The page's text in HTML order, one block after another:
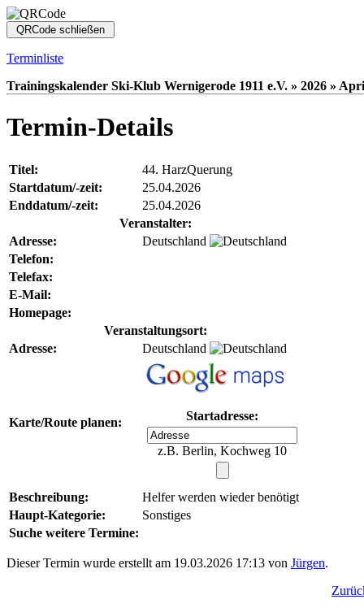
Terminliste
Trainingskalender Ski-Klub Wernigerode 1911 e.V. » 2026 »
Termin-Details
Titel:
44. HarzQuerung
Startdatum/-zeit:
25.04.2026
Enddatum/-zeit:
25.04.2026
Veranstalter:
Adresse:
Deutschland
Telefon:
Telefax:
E-Mail:
Homepage:
Veranstaltungsort:
Adresse:
Deutschland
Karte/Route planen: Startadresse:
z.B. Berlin, Kochweg 10
Beschreibung:
Helfer werden wieder benötigt
Haupt-Kategorie:
Sonstiges
Suche weitere Termine:
Dieser Termin wurde erstellt am 19.03.2026 17:13 von Jürgen.